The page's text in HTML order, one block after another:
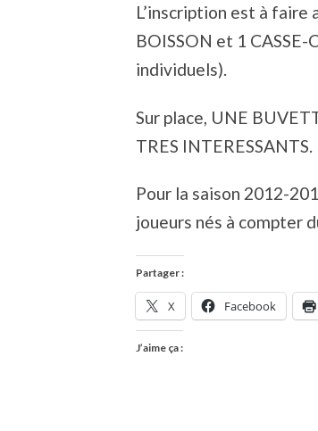
L’inscription est à faire
BOISSON et 1
individuels).
Sur place, UNE
TRES INTERESSANTS.
Pour la saison 2012-
joueurs nés à compter
Partager :
X Facebook
J’aime ça :